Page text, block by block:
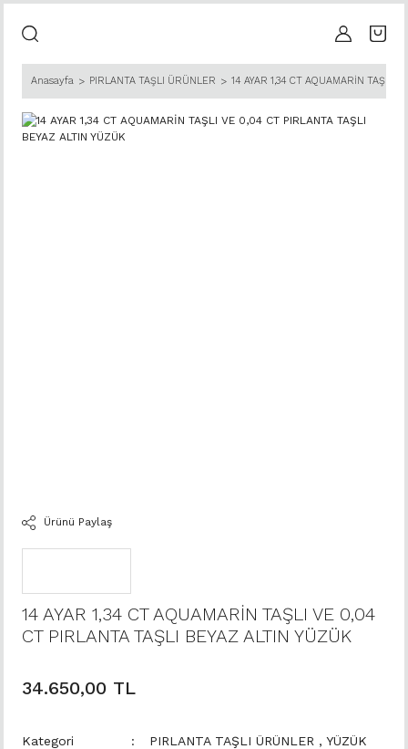
Anasayfa PIRLANTA TAŞLI ÜRÜNLER 14 AYAR 1,34 CT AQUAMARİN TAŞLI
Ürünü Paylaş
14 AYAR 1,34 CT AQUAMARİN TAŞLI VE 0,04
CT PIRLANTA TAŞLI BEYAZ ALTIN YÜZÜK
34.650,00 TL
Kategori PIRLANTA TAŞLI ÜRÜNLER , YÜZÜK